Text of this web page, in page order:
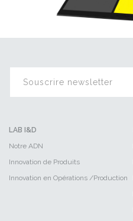
LAB I&D
Notre ADN
Innovation de Produits
Innovation en Opérations /Production